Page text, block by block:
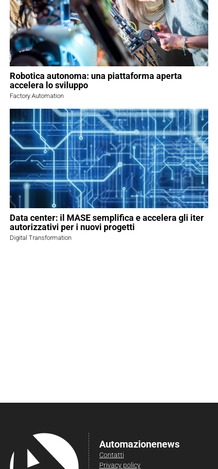
Robotica autonoma: una piattaforma aperta
accelera lo sviluppo
Factory Automation
Data center: il MASE semplifica e accelera gli iter
autorizzativi per i nuovi progetti
Digital Transformation
Automazionenews
Contatti
Privacy policy